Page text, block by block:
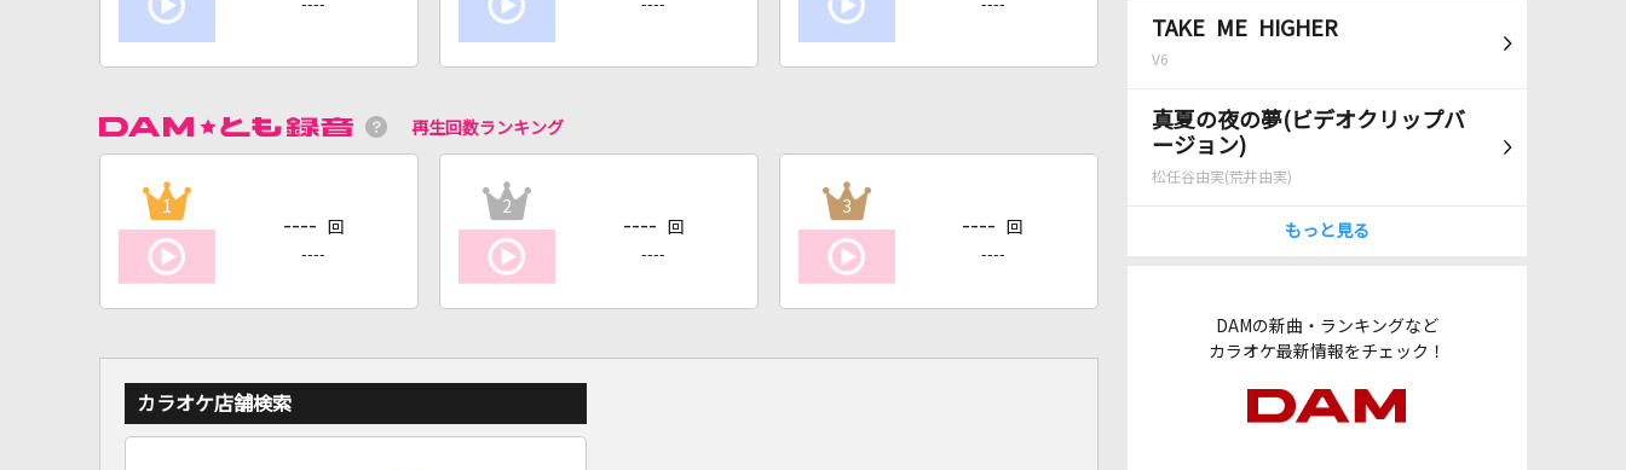
TAKE ME HIGHER
V6
真夏の夜の夢(ビデオクリップバ
ージョン)
松任谷由実(荒井由実)
もっと見る
DAMの新曲・ランキングなど
カラオケ最新情報をチェック！
---- ---- ----
再生回数ランキング
1
---- 回
----
2
---- 回
----
3
---- 回
----
カラオケ店舗検索